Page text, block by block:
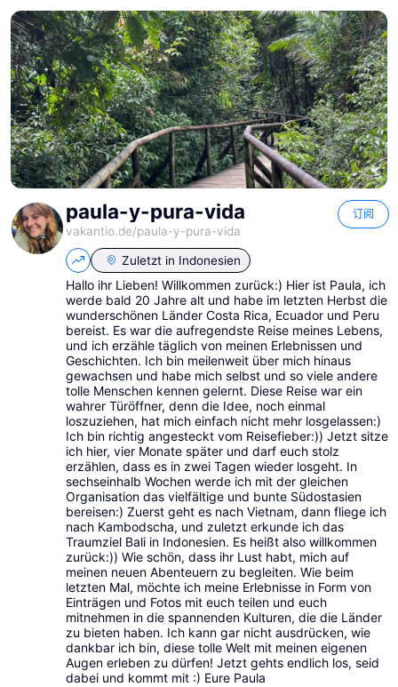
paula-y-pura-vida
vakantio.de/paula-y-pura-vida
订阅
Zuletzt in Indonesien
Hallo ihr Lieben! Willkommen zurück:) Hier ist Paula, ich
werde bald 20 Jahre alt und habe im letzten Herbst die
wunderschönen Länder Costa Rica, Ecuador und Peru
bereist. Es war die aufregendste Reise meines Lebens,
und ich erzähle täglich von meinen Erlebnissen und
Geschichten. Ich bin meilenweit über mich hinaus
gewachsen und habe mich selbst und so viele andere
tolle Menschen kennen gelernt. Diese Reise war ein
wahrer Türöffner, denn die Idee, noch einmal
loszuziehen, hat mich einfach nicht mehr losgelassen:)
Ich bin richtig angesteckt vom Reisefieber:)) Jetzt sitze
ich hier, vier Monate später und darf euch stolz
erzählen, dass es in zwei Tagen wieder losgeht. In
sechseinhalb Wochen werde ich mit der gleichen
Organisation das vielfältige und bunte Südostasien
bereisen:) Zuerst geht es nach Vietnam, dann fliege ich
nach Kambodscha, und zuletzt erkunde ich das
Traumziel Bali in Indonesien. Es heißt also willkommen
zurück:)) Wie schön, dass ihr Lust habt, mich auf
meinen neuen Abenteuern zu begleiten. Wie beim
letzten Mal, möchte ich meine Erlebnisse in Form von
Einträgen und Fotos mit euch teilen und euch
mitnehmen in die spannenden Kulturen, die die Länder
zu bieten haben. Ich kann gar nicht ausdrücken, wie
dankbar ich bin, diese tolle Welt mit meinen eigenen
Augen erleben zu dürfen! Jetzt gehts endlich los, seid
dabei und kommt mit :) Eure Paula